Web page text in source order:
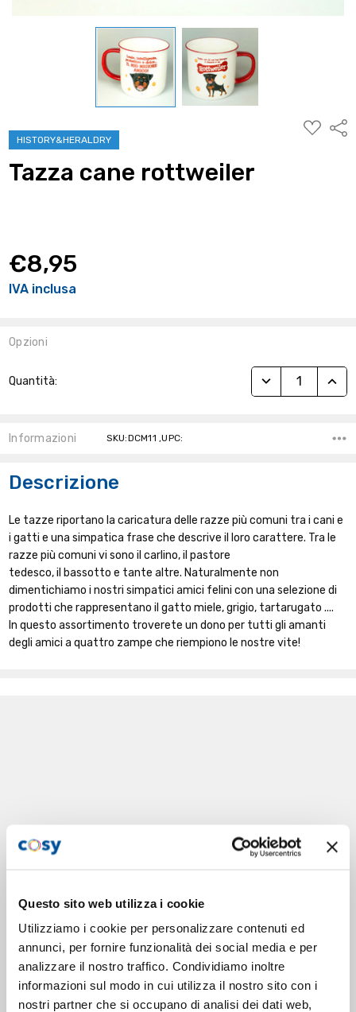
Questo sito web utilizza i cookie
Utilizziamo i cookie per personalizzare contenuti ed
annunci, per fornire funzionalità dei social media e per
analizzare il nostro traffico. Condividiamo inoltre
informazioni sul modo in cui utilizza il nostro sito con i
nostri partner che si occupano di analisi dei dati web,
HISTORY&HERALDRY
ALLA
Tazza cane rottweiler
€8,95
IVA inclusa
Opzioni
Attuale:
Quantità: RIDUCI
Informazioni SKU:DCM11 ,UPC:
Descrizione
Le tazze riportano la caricatura delle razze più comuni tra i cani e
i gatti e una simpatica frase che descrive il loro carattere. Tra le
razze più comuni vi sono il carlino, il pastore
tedesco, il bassotto e tante altre. Naturalmente non
dimentichiamo i nostri simpatici amici felini con una selezione di
prodotti che rappresentano il gatto miele, grigio, tartarugato ....
In questo assortimento troverete un dono per tutti gli amanti
degli amici a quattro zampe che riempiono le nostre vite!